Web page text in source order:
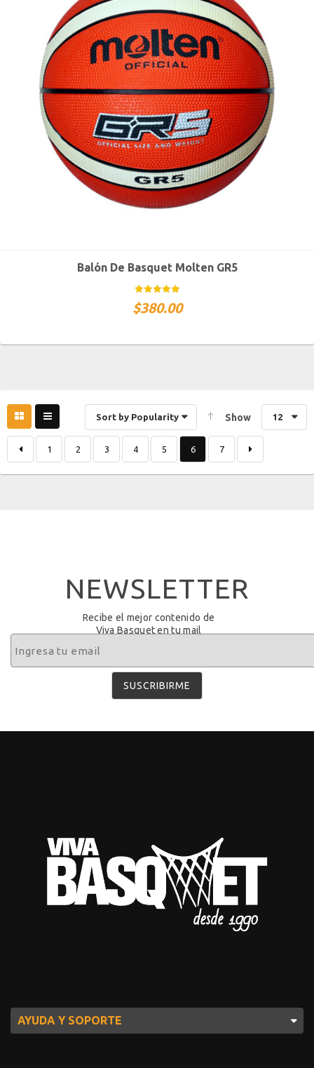
Balón De Basquet Molten GR5
$380.00
Sort by Popularity Show 12
1 2 3 4 5 6 7
NEWSLETTER
Recibe el mejor contenido de
Viva Basquet en tu mail
AYUDA Y SOPORTE